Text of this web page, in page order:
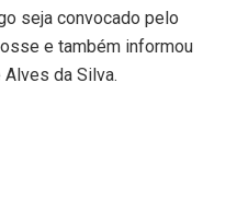
seja convocado pelo
e também informou
da Silva.